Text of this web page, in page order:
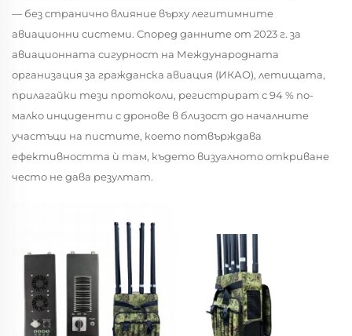
— без странично влияние върху легитимните
авиационни системи. Според данните от 2023 г. за
авиационната сигурност на Международната
организация за гражданска авиация (ИКАО), летищата,
прилагайки тези протоколи, регистрират с 94 % по-
малко инциденти с дронове в близост до началните
участъци на пистите, което потвърждава
ефективността ѝ там, където визуалното откриване
често не дава резултат.